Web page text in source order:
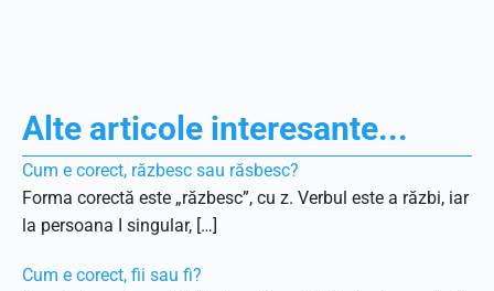
Alte articole interesante...
Cum e corect, răzbesc sau răsbesc?
Forma corectă este „răzbesc”, cu z. Verbul este a răzbi, iar
la persoana I singular, […]
Cum e corect, fii sau fi?